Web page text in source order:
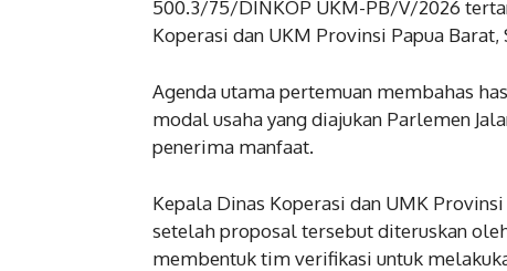
500.3/75/DINKOP UKM-PB/V/2026
Koperasi dan UKM Provinsi Papua Barat,
Agenda utama pertemuan membahas
modal usaha yang diajukan Parlemen
penerima manfaat.
Kepala Dinas Koperasi dan UMK
setelah proposal tersebut diteruskan
membentuk tim verifikasi untuk